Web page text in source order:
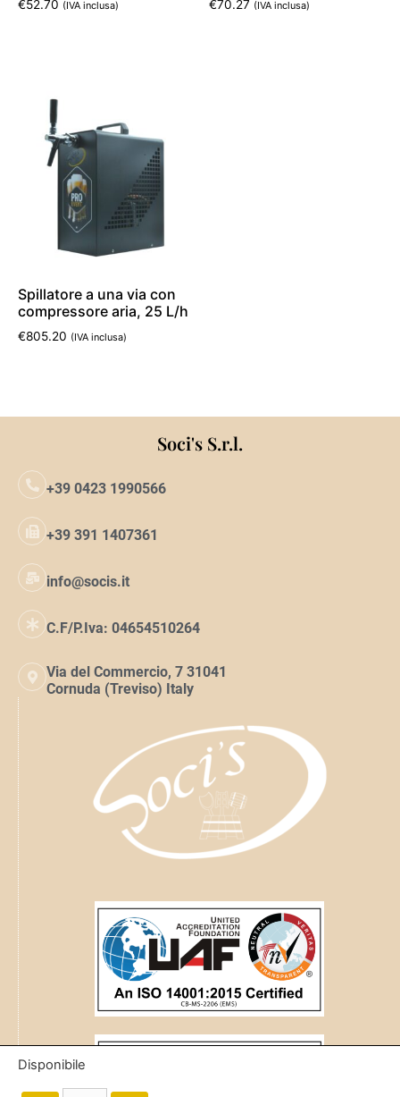
Disponibile
€52.70 (IVA inclusa) €70.27 (IVA inclusa)
Spillatore a una via con
compressore aria, 25 L/h
€805.20 (IVA inclusa)
Soci's S.r.l.
+39 0423 1990566
+39 391 1407361
info@socis.it
C.F/P.Iva: 04654510264
Via del Commercio, 7 31041
Cornuda (Treviso) Italy